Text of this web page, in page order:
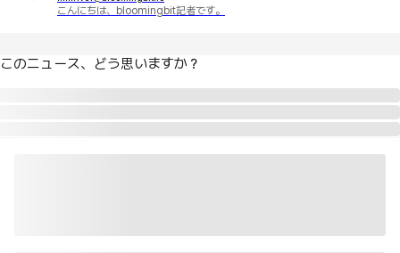
こんにちは、bloomingbit記者です。
このニュース、どう思いますか？